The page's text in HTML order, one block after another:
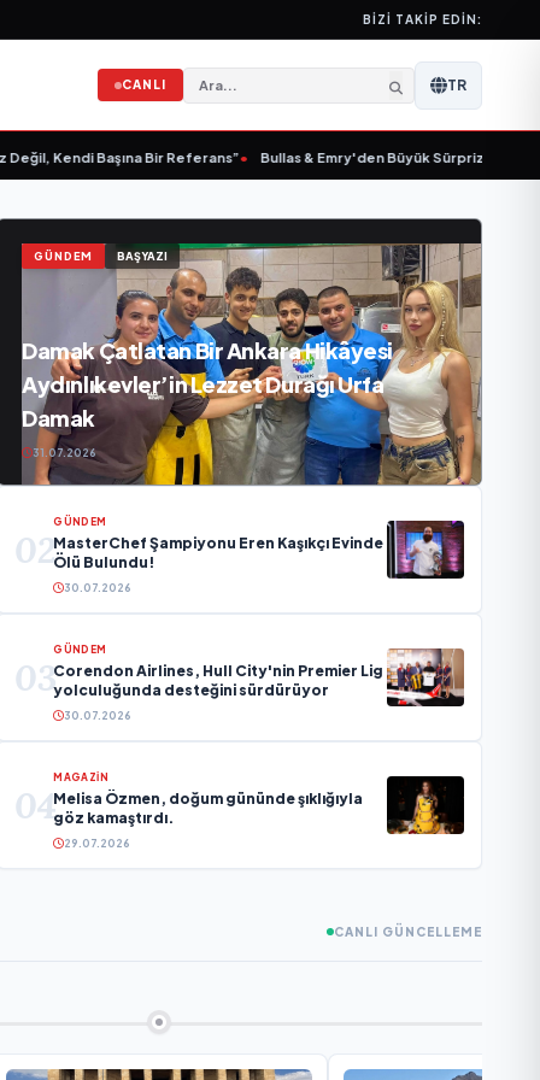
BIZI TAKIP EDIN:
CANLI TR
Başına Bir Referans”• Bullas & Emry'den Büyük Sürpriz! "Kaç Kurtul" ile
GÜNDEM BAŞYAZI
Damak Çatlatan Bir Ankara Hikâyesi
Aydınlıkevler’in Lezzet Durağı Urfa
Damak
31.07.2026
02
GÜNDEM
MasterChef Şampiyonu Eren Kaşıkçı Evinde
Ölü Bulundu!
30.07.2026
03
GÜNDEM
Corendon Airlines, Hull City'nin Premier Lig
yolculuğunda desteğini sürdürüyor
30.07.2026
04
MAGAZİN
Melisa Özmen, doğum gününde şıklığıyla
göz kamaştırdı.
29.07.2026
CANLI GÜNCELLEME